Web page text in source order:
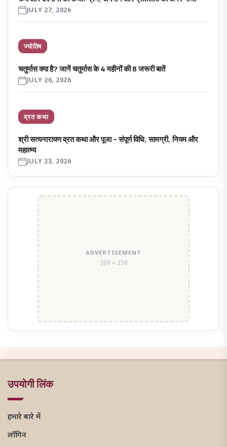
JULY 27, 2026
ज्योतिष
चतुर्मास क्या है? जानें चतुर्मास के 4 महीनों की 8 जरूरी बातें
JULY 26, 2026
व्रत कथा
श्री सत्यनारायण व्रत कथा और पूजा – संपूर्ण विधि, सामग्री, नियम और
महात्म्य
JULY 23, 2026
ADVERTISEMENT
300 × 250
उपयोगी लिंक
हमारे बारे में
लॉगिन